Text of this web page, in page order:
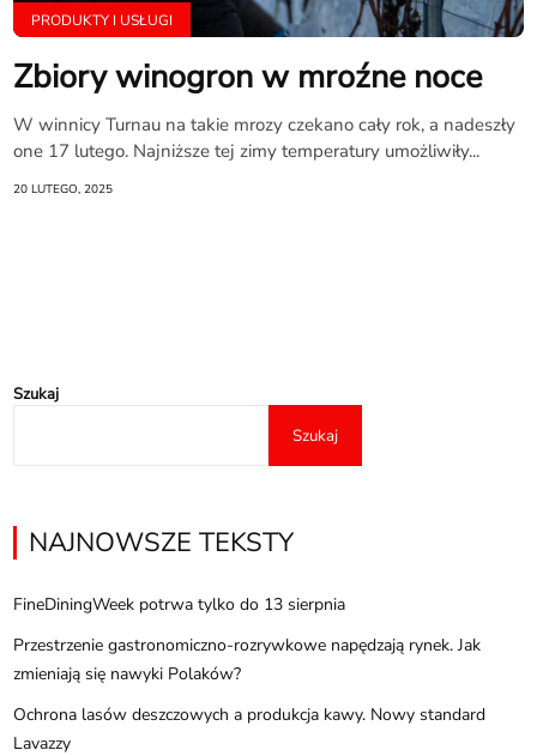
PRODUKTY I USŁUGI
Zbiory winogron w mroźne noce
W winnicy Turnau na takie mrozy czekano cały rok, a nadeszły
one 17 lutego. Najniższe tej zimy temperatury umożliwiły...
20 LUTEGO, 2025
Szukaj
Szukaj
NAJNOWSZE TEKSTY
FineDiningWeek potrwa tylko do 13 sierpnia
Przestrzenie gastronomiczno-rozrywkowe napędzają rynek. Jak
zmieniają się nawyki Polaków?
Ochrona lasów deszczowych a produkcja kawy. Nowy standard
Lavazzy